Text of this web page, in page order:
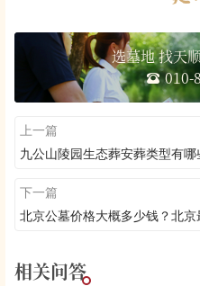
选墓地 找天
010-
上一篇
九公山陵园生态葬安葬类型有
下一篇
北京公墓价格大概多少钱？北
相关问答